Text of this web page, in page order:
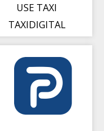
USE TAXI
TAXIDIGITAL